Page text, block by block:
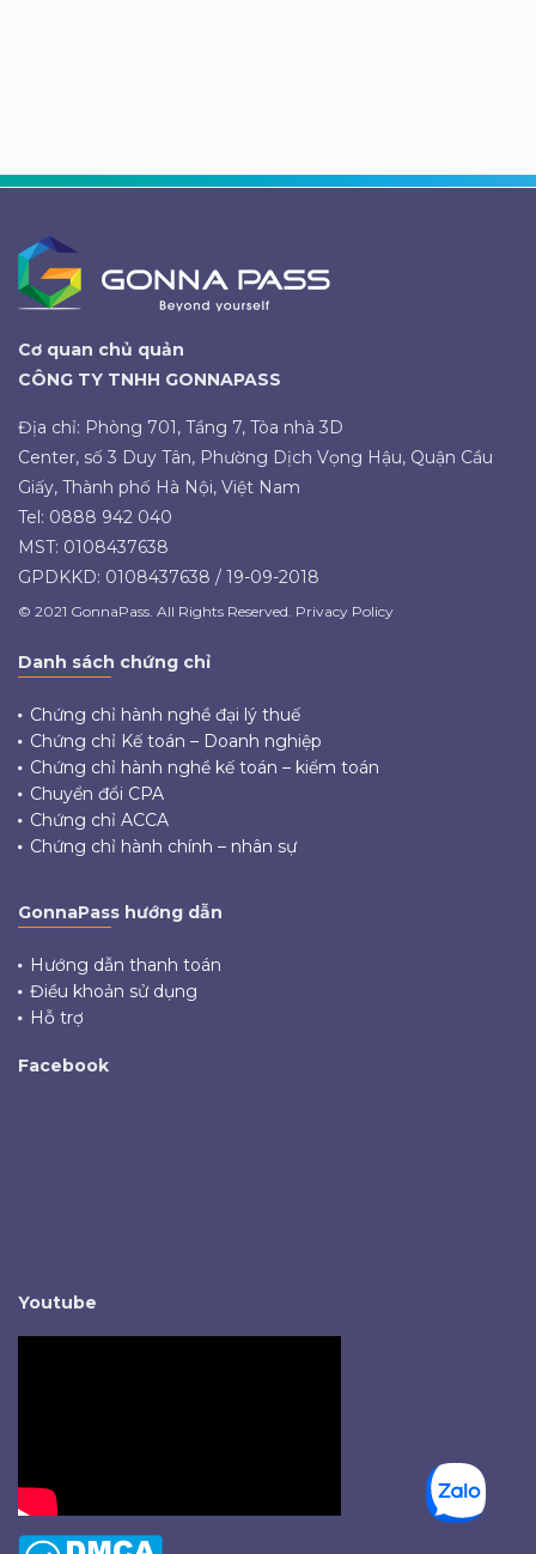
Cơ quan chủ quản
CÔNG TY TNHH GONNAPASS
Địa chỉ: Phòng 701, Tầng 7, Tòa nhà 3D
Center, số 3 Duy Tân, Phường Dịch Vọng Hậu, Quận Cầu
Giấy, Thành phố Hà Nội, Việt Nam
Tel: 0888 942 040
MST: 0108437638
GPDKKD: 0108437638 / 19-09-2018
© 2021 GonnaPass. All Rights Reserved. Privacy Policy
Danh sách chứng chỉ
Chứng chỉ hành nghề đại lý thuế
Chứng chỉ Kế toán – Doanh nghiệp
Chứng chỉ hành nghề kế toán – kiểm toán
Chuyển đổi CPA
Chứng chỉ ACCA
Chứng chỉ hành chính – nhân sự
GonnaPass hướng dẫn
Hướng dẫn thanh toán
Điều khoản sử dụng
Hỗ trợ
Facebook
Youtube